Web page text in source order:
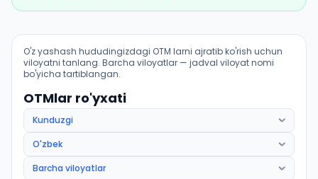
Pediatriya ishi (Jalaquduq tumani): OTM lar
O'z yashash hududingizdagi OTM larni ajratib ko'rish uchun
viloyatni tanlang. Barcha viloyatlar — jadval viloyat nomi
bo'yicha tartiblangan.
OTMlar ro'yxati